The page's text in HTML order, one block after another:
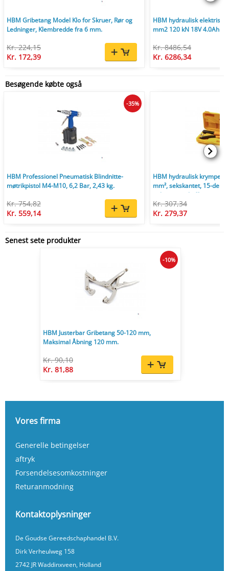
HBM Gribetang Model Klo for Skruer, Rør og
Ledninger, Klembredde fra 6 mm.
Kr. 224,15
Kr. 172,39
HBM hydraulisk elektrisk
mm2 120 kN 18V 4.0Ah
Kr. 8486,54
Kr. 6286,34
Besøgende købte også
HBM Professionel Pneumatisk Blindnitte-
møtrikpistol M4-M10, 6,2 Bar, 2,43 kg.
Kr. 754,82
Kr. 559,14
-35%
HBM hydraulisk
mm², sekskantet, 15-delt,
opbevaringskuffert.
Kr. 307,34
Kr. 279,37
Senest sete produkter
HBM Justerbar Gribetang 50-120 mm,
Maksimal Åbning 120 mm.
Kr. 90,10
Kr. 81,88
-10%
Vores firma
Generelle betingelser
aftryk
Forsendelsesomkostninger
Returanmodning
Kontaktoplysninger
De Goudse Gereedschaphandel B.V.
Dirk Verheulweg 158
2742 JR Waddinxveen, Holland